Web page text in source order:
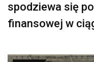
spodziewa się
finansowej w